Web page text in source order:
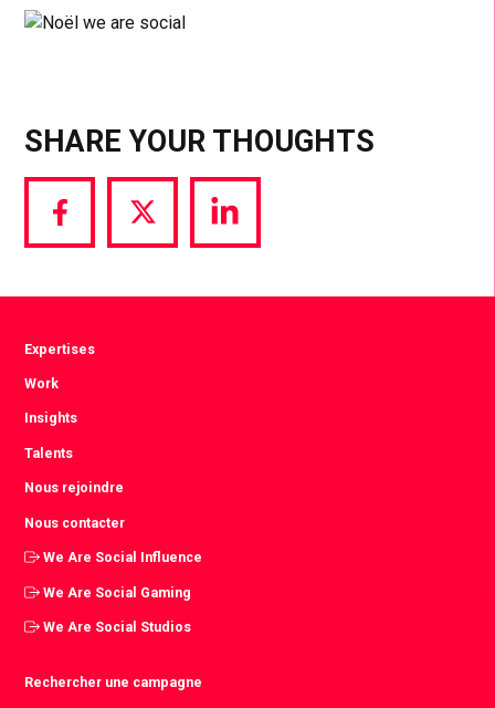
SHARE YOUR THOUGHTS
Share
via
Share
via
Share
via
Expertises
Work
Insights
Talents
Nous rejoindre
Nous contacter
We Are Social Influence
We Are Social Gaming
We Are Social Studios
Rechercher une campagne